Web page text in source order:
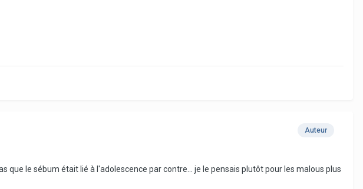
Auteur
que le sébum était lié à l'adolescence par contre... je le pensais plutôt pour les malous plus